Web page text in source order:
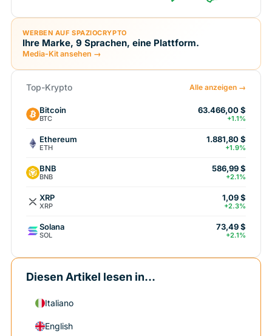
WERBEN AUF SPAZIOCRYPTO
Ihre Marke, 9 Sprachen, eine Plattform.
Media-Kit ansehen →
Top-Krypto Alle anzeigen →
Bitcoin
BTC
63.466,00 $
+1.1%
Ethereum
ETH
1.881,80 $
+1.9%
BNB
BNB
586,99 $
+2.1%
XRP
XRP
1,09 $
+2.3%
Solana
SOL
73,49 $
+2.1%
Diesen Artikel lesen in...
Italiano
English